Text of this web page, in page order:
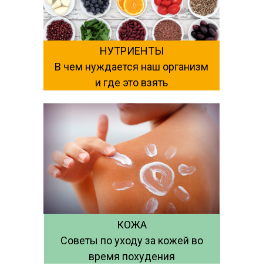
НУТРИЕНТЫ
В чем нуждается наш организм
и где это взять
КОЖА
Советы по уходу за кожей во
время похудения